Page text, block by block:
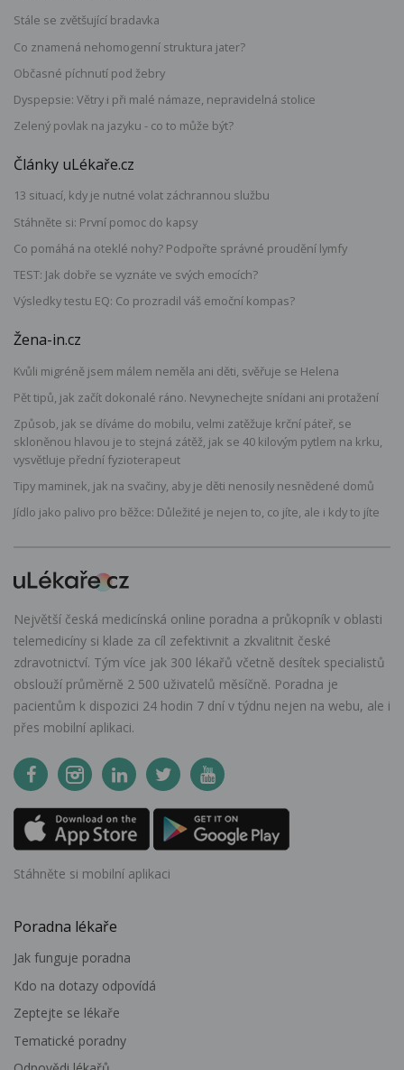
Stále se zvětšující bradavka
Co znamená nehomogenní struktura jater?
Občasné píchnutí pod žebry
Dyspepsie: Větry i při malé námaze, nepravidelná stolice
Zelený povlak na jazyku - co to může být?
Články uLékaře.cz
13 situací, kdy je nutné volat záchrannou službu
Stáhněte si: První pomoc do kapsy
Co pomáhá na oteklé nohy? Podpořte správné proudění lymfy
TEST: Jak dobře se vyznáte ve svých emocích?
Výsledky testu EQ: Co prozradil váš emoční kompas?
Žena-in.cz
Kvůli migréně jsem málem neměla ani děti, svěřuje se Helena
Pět tipů, jak začít dokonalé ráno. Nevynechejte snídani ani protažení
Způsob, jak se díváme do mobilu, velmi zatěžuje krční páteř, se
skloněnou hlavou je to stejná zátěž, jak se 40 kilovým pytlem na krku,
vysvětluje přední fyzioterapeut
Tipy maminek, jak na svačiny, aby je děti nenosily nesnědené domů
Jídlo jako palivo pro běžce: Důležité je nejen to, co jíte, ale i kdy to jíte
Největší česká medicínská online poradna a průkopník v oblasti
telemedicíny si klade za cíl zefektivnit a zkvalitnit české
zdravotnictví. Tým více jak 300 lékařů včetně desítek specialistů
obslouží průměrně 2 500 uživatelů měsíčně. Poradna je
pacientům k dispozici 24 hodin 7 dní v týdnu nejen na webu, ale i
přes mobilní aplikaci.
Stáhněte si mobilní aplikaci
Poradna lékaře
Jak funguje poradna
Kdo na dotazy odpovídá
Zeptejte se lékaře
Tematické poradny